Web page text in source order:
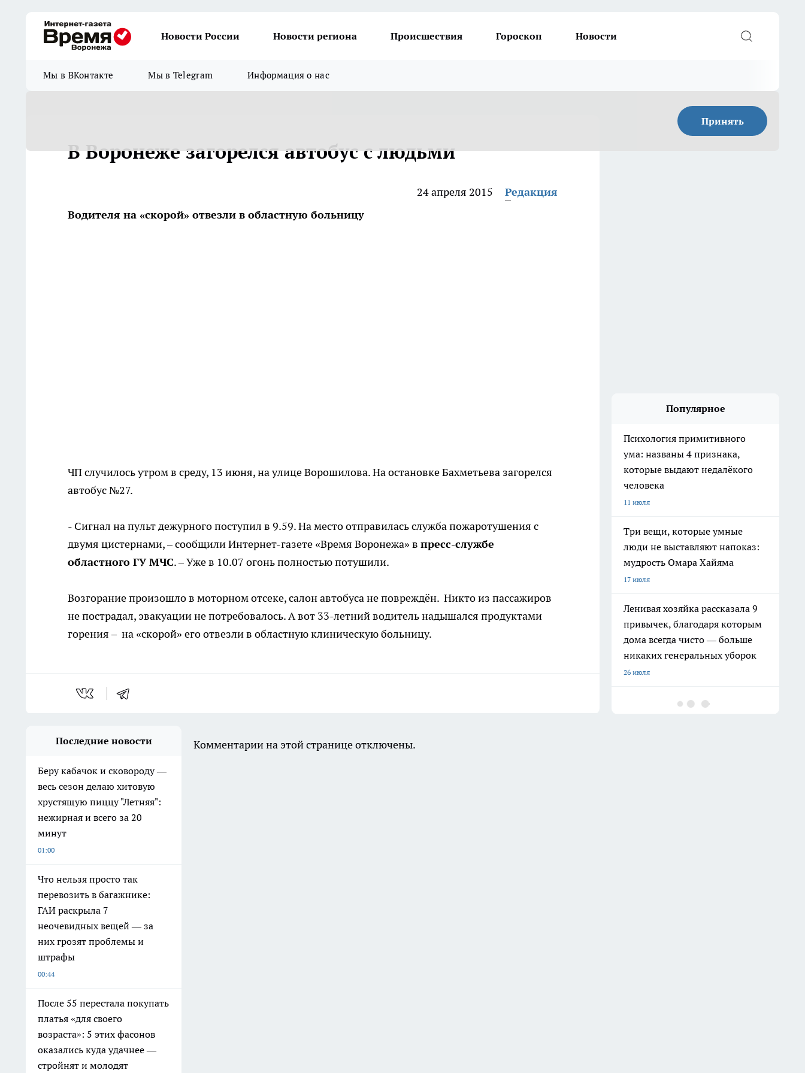
Новости России Новости региона Происшествия Гороскоп Новости
Мы в ВКонтакте Мы в Telegram Информация о нас
Принять
В Воронеже загорелся автобус с людьми
24 апреля 2015
Редакция
Водителя на «скорой» отвезли в областную больницу
ЧП случилось утром в среду, 13 июня, на улице Ворошилова. На остановке Бахметьева загорелся
автобус №27.
- Сигнал на пульт дежурного поступил в 9.59. На место отправилась служба пожаротушения с
двумя цистернами, – сообщили Интернет-газете «Время Воронежа» в пресс-службе
областного ГУ МЧС. – Уже в 10.07 огонь полностью потушили.
Возгорание произошло в моторном отсеке, салон автобуса не повреждён. Никто из пассажиров
не пострадал, эвакуации не потребовалось. А вот 33-летний водитель надышался продуктами
горения – на «скорой» его отвезли в областную клиническую больницу.
Популярное
Психология примитивного
ума: названы 4 признака,
которые выдают недалёкого
человека
11 июля
Три вещи, которые умные
люди не выставляют напоказ:
мудрость Омара Хайяма
17 июля
Ленивая хозяйка рассказала 9
привычек, благодаря которым
дома всегда чисто — больше
никаких генеральных уборок
26 июля
Последние новости
Беру кабачок и сковороду —
весь сезон делаю хитовую
хрустящую пиццу "Летняя":
нежирная и всего за 20
минут
01:00
Что нельзя просто так
перевозить в багажнике:
ГАИ раскрыла 7
неочевидных вещей — за
них грозят проблемы и
штрафы
00:44
После 55 перестала покупать
платья «для своего
возраста»: 5 этих фасонов
оказались куда удачнее —
стройнят и молодят
Комментарии на этой странице отключены.